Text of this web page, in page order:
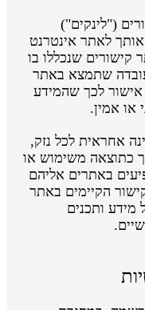
("לינקים")
לאתר אינטרנט
שנכללו בו
שתמצא באתר
לכך שהמידע
אמין.
אחראית לכל נזק,
משימוש או
באתרים אליהם
הקיימים באתר
ותכנים